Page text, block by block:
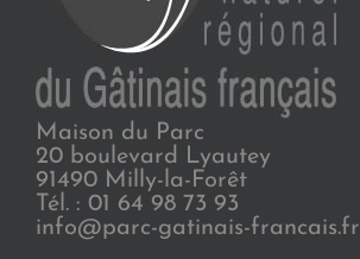
Maison du Parc
20 boulevard Lyautey
91490 Milly-la-Forêt
Tél. : 01 64 98 73 93
info@parc-gatinais-francais.fr